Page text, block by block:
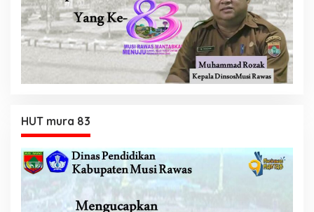
HUT mura 83